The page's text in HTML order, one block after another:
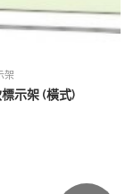
架
示架 (橫式)